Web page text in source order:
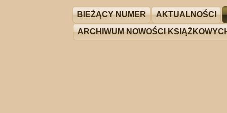
BIEŻĄCY NUMER AKTUALNOŚCI
ARCHIWUM NOWOŚCI